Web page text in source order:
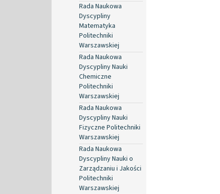
Rada Naukowa
Dyscypliny
Matematyka
Politechniki
Warszawskiej
Rada Naukowa
Dyscypliny Nauki
Chemiczne
Politechniki
Warszawskiej
Rada Naukowa
Dyscypliny Nauki
Fizyczne Politechniki
Warszawskiej
Rada Naukowa
Dyscypliny Nauki o
Zarządzaniu i Jakości
Politechniki
Warszawskiej